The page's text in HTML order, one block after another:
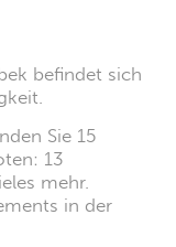
befindet sich
Sie 15
13
mehr.
in der